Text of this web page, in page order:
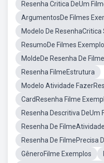
Resenha Critica DeUm
ArgumentosDe Filmes
Modelo De ResenhaCritica
ResumoDe Filmes
MoldeDe Resenha De Filme
Resenha FilmeEstrutura
Modelo Atividade
CardResenha Filme
Resenha Descritiva DeUm
Resenha De
Resenha De FilmePrecisa
GêneroFilme Exemplos